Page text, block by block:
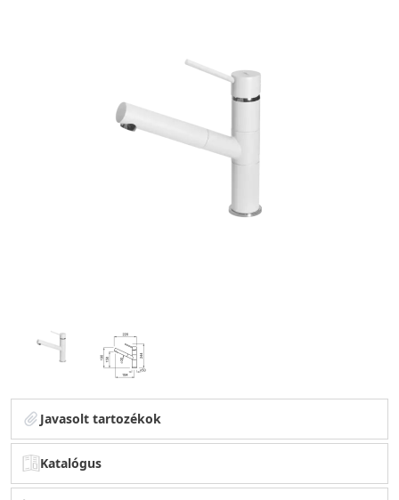
Javasolt tartozékok
Katalógus